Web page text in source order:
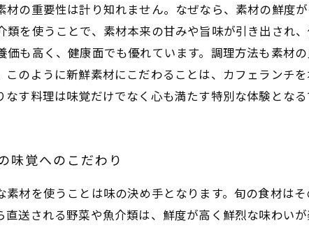
材の重要性は計り知れません。なぜなら、素材の鮮度
類を使うことで、素材本来の甘みや旨味が引き出され
価も高く、健康面でも優れています。調理方法も素材
のように新鮮素材にこだわることは、カフェランチ
す料理は味覚だけでなく心も満たす特別な体験となる
味覚へのこだわり
素材を使うことは味の決め手となります。旬の食材は
直送される野菜や魚介類は、鮮度が高く鮮烈な味わい